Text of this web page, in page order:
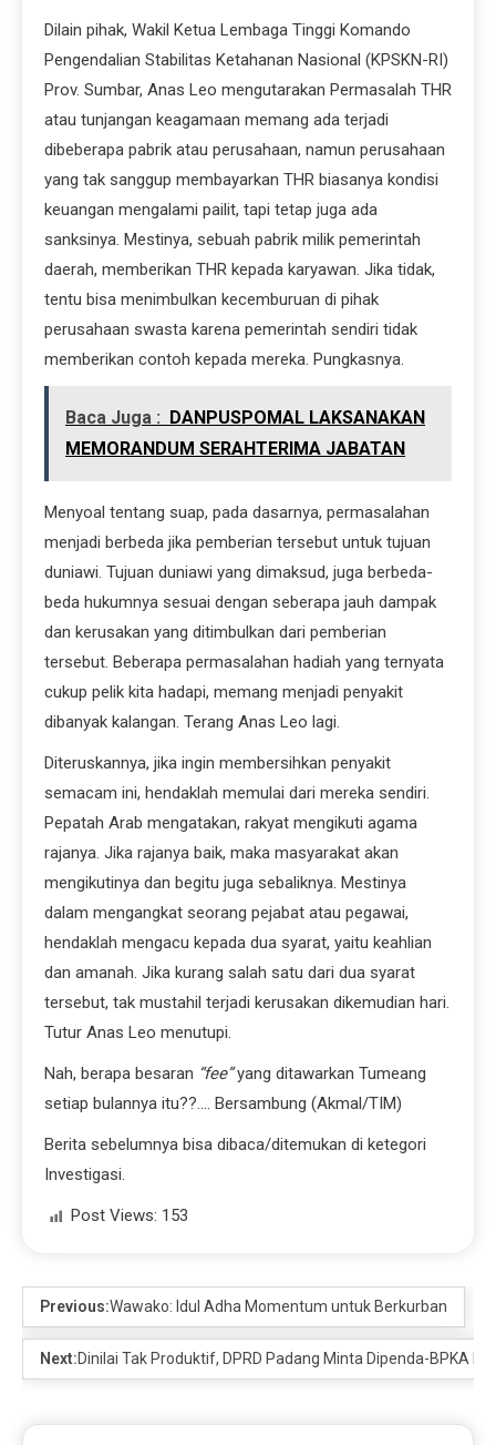
Dilain pihak, Wakil Ketua Lembaga Tinggi Komando
Pengendalian Stabilitas Ketahanan Nasional (KPSKN-RI)
Prov. Sumbar, Anas Leo mengutarakan Permasalah THR
atau tunjangan keagamaan memang ada terjadi
dibeberapa pabrik atau perusahaan, namun perusahaan
yang tak sanggup membayarkan THR biasanya kondisi
keuangan mengalami pailit, tapi tetap juga ada
sanksinya. Mestinya, sebuah pabrik milik pemerintah
daerah, memberikan THR kepada karyawan. Jika tidak,
tentu bisa menimbulkan kecemburuan di pihak
perusahaan swasta karena pemerintah sendiri tidak
memberikan contoh kepada mereka. Pungkasnya.
Baca Juga :
DANPUSPOMAL LAKSANAKAN
MEMORANDUM SERAHTERIMA JABATAN
Menyoal tentang suap, pada dasarnya, permasalahan
menjadi berbeda jika pemberian tersebut untuk tujuan
duniawi. Tujuan duniawi yang dimaksud, juga berbeda-
beda hukumnya sesuai dengan seberapa jauh dampak
dan kerusakan yang ditimbulkan dari pemberian
tersebut. Beberapa permasalahan hadiah yang ternyata
cukup pelik kita hadapi, memang menjadi penyakit
dibanyak kalangan. Terang Anas Leo lagi.
Diteruskannya, jika ingin membersihkan penyakit
semacam ini, hendaklah memulai dari mereka sendiri.
Pepatah Arab mengatakan, rakyat mengikuti agama
rajanya. Jika rajanya baik, maka masyarakat akan
mengikutinya dan begitu juga sebaliknya. Mestinya
dalam mengangkat seorang pejabat atau pegawai,
hendaklah mengacu kepada dua syarat, yaitu keahlian
dan amanah. Jika kurang salah satu dari dua syarat
tersebut, tak mustahil terjadi kerusakan dikemudian hari.
Tutur Anas Leo menutupi.
Nah, berapa besaran “fee”yang ditawarkan Tumeang
setiap bulannya itu??…. Bersambung (Akmal/TIM)
Berita sebelumnya bisa dibaca/ditemukan di ketegori
Investigasi.
Post Views: 153
Previous:Wawako: Idul Adha Momentum untuk Berkurban
Next:Dinilai Tak Produktif, DPRD Padang Minta Dipenda-BPKA